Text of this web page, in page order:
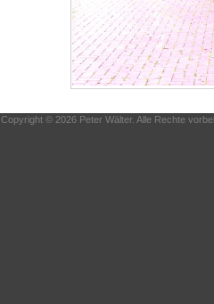
Copyright © 2026 Peter Wälter. Alle Rechte